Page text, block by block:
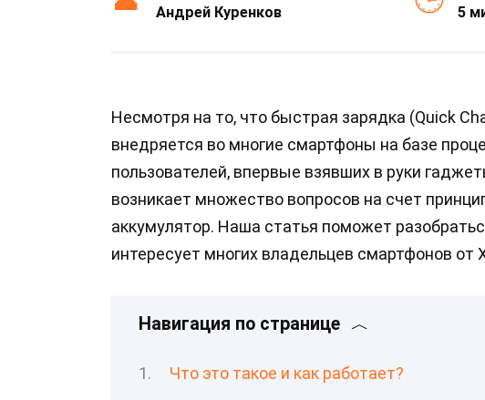
Андрей Куренков 5
Несмотря на то, что быстрая зарядка (Quick
внедряется во многие смартфоны на базе
пользователей, впервые взявших в руки
возникает множество вопросов на счет
аккумулятор. Наша статья поможет
интересует многих владельцев смартфонов от
Навигация по странице
Что это такое и как работает?